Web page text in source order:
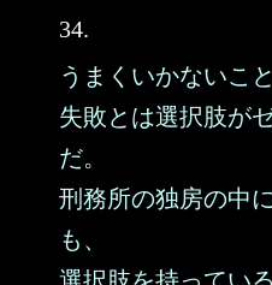
34.
うまくいかないこ
失敗とは選択肢が
だ。
刑務所の独房の中
も、